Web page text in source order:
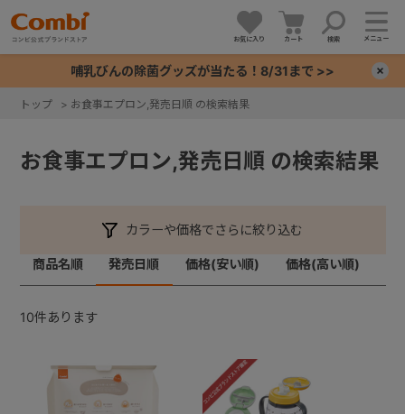
お気に入り カート 検索 メニュー
哺乳びんの除菌グッズが当たる！8/31まで >>
トップ > お食事エプロン,発売日順 の検索結果
お食事エプロン,発売日順 の検索結果
カラーや価格でさらに絞り込む
商品名順 発売日順 価格(安い順) 価格(高い順)
10件あります